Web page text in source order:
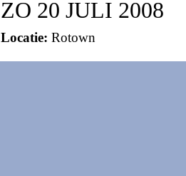
ZO 20 JULI 2008
Locatie: Rotown